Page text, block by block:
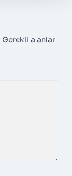
Gerekli alanlar